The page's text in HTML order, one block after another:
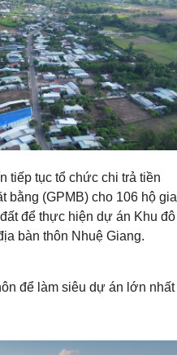
tiếp tục tổ chức chi trả tiền
bằng (GPMB) cho 106 hộ gia
để thực hiện dự án Khu đô
bàn thôn Nhuệ Giang.
để làm siêu dự án lớn nhất